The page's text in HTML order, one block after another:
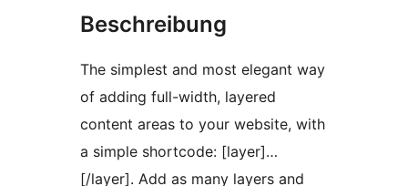
Beschreibung
The simplest and most elegant way
of adding full-width, layered
content areas to your website, with
a simple shortcode: [layer]…
[/layer]. Add as many layers and